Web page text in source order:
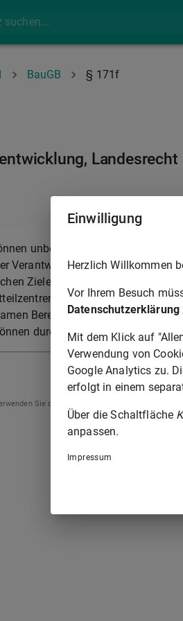
BauGB § 171f
Landesrecht
unbeschadet sonstiger
Verantwortung standortbezogene
Zielen der Gemeinde
Wohnquartiere und
Bereichen dienen. Zur
durch Landesrecht
Sie die Pfeiltasten der Tastatur zur
Einwilligung
Herzlich Willkommen
Vor Ihrem Besuch
Datenschutzerklärung
Mit dem Klick auf
Verwendung von
Google Analytics zu.
erfolgt in einem
Über die Schaltfläche
anpassen.
Impressum